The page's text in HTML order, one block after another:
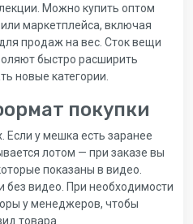
Можно купить оптом
маркетплейса, включая
продаж на вес. Сток вещи
быстро расширить
новые категории.
покупки
у мешка есть заранее
лотом — при заказе вы
показаны в видео.
без видео. При необходимости
у менеджеров, чтобы
товара.